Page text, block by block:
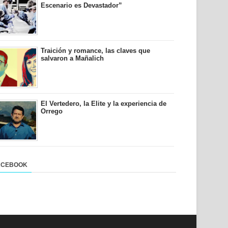
Escenario es Devastador”
Traición y romance, las claves que
salvaron a Mañalich
El Vertedero, la Elite y la experiencia de
Orrego